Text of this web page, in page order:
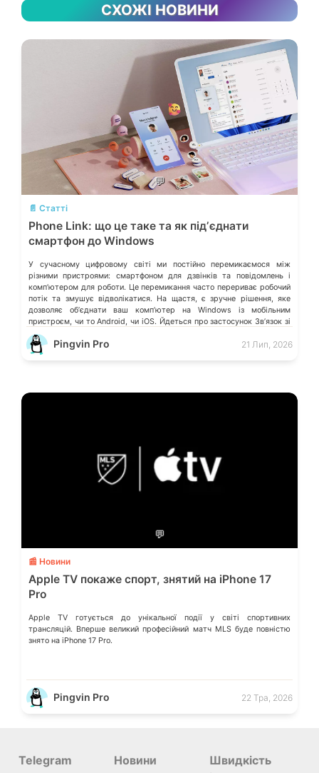
СХОЖІ НОВИНИ
💬
📄 Статті
Phone Link: що це таке та як підʼєднати
смартфон до Windows
У сучасному цифровому світі ми постійно перемикаємося між
різними пристроями: смартфоном для дзвінків та повідомлень і
компʼютером для роботи. Це перемикання часто перериває робочий
потік та змушує відволікатися. На щастя, є зручне рішення, яке
дозволяє обʼєднати ваш компʼютер на Windows із мобільним
пристроєм, чи то Android, чи iOS. Йдеться про застосунок Звʼязок зі
смартфоном (Phone Link) від Microsoft, що перетворює ваш ПК на
своєрідний «міст» до функцій смартфона.
Pingvin Pro 21 Лип, 2026
💬
📰 Новини
Apple TV покаже спорт, знятий на iPhone 17
Pro
Apple TV готується до унікальної події у світі спортивних
трансляцій. Вперше великий професійний матч MLS буде повністю
знято на iPhone 17 Pro.
Pingvin Pro 22 Тра, 2026
Telegram Новини
Швидкість